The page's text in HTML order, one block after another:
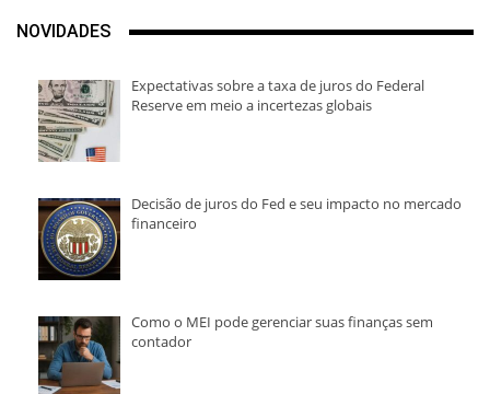
NOVIDADES
Expectativas sobre a taxa de juros do Federal
Reserve em meio a incertezas globais
Decisão de juros do Fed e seu impacto no mercado
financeiro
Como o MEI pode gerenciar suas finanças sem
contador